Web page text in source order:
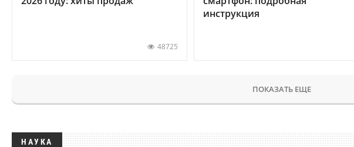
48725
инструкция
ПОКАЗАТЬ ЕЩЕ
НАУКА